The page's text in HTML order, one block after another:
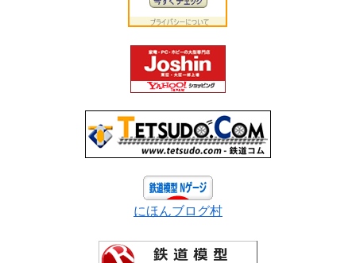
にほんブログ村